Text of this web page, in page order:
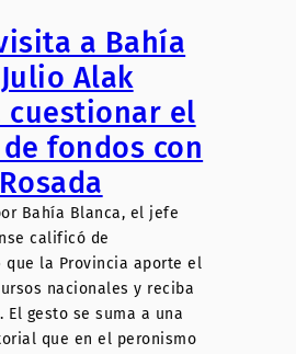
a Bahía
Alak
cuestionar el
fondos con
Bahía Blanca, el jefe
calificó de
que la Provincia aporte el
nacionales y reciba
El gesto se suma a una
que en el peronismo